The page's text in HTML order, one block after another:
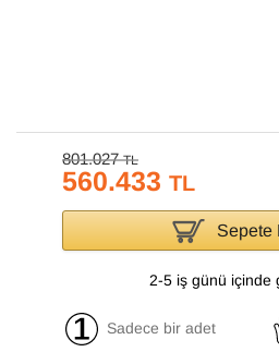
801.027TL
560.433 TL
Sepete
2-5 iş günü içinde
Sadece bir adet